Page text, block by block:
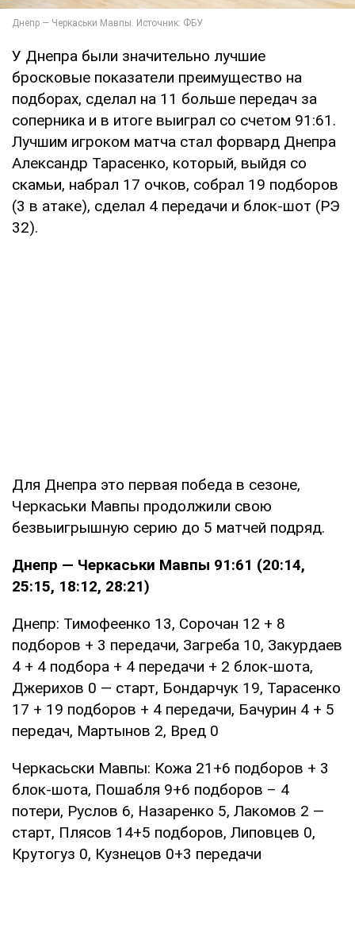
У Днепра были значительно лучшие
бросковые показатели преимущество на
подборах, сделал на 11 больше передач за
соперника и в итоге выиграл со счетом 91:61.
Лучшим игроком матча стал форвард Днепра
Александр Тарасенко, который, выйдя со
скамьи, набрал 17 очков, собрал 19 подборов
(3 в атаке), сделал 4 передачи и блок-шот (РЭ
32).
Для Днепра это первая победа в сезоне,
Черкаськи Мавпы продолжили свою
безвыигрышную серию до 5 матчей подряд.
Днепр — Черкаськи Мавпы 91:61 (20:14,
25:15, 18:12, 28:21)
Днепр: Тимофеенко 13, Сорочан 12 + 8
подборов + 3 передачи, Загреба 10, Закурдаев
4 + 4 подбора + 4 передачи + 2 блок-шота,
Джерихов 0 — старт, Бондарчук 19, Тарасенко
17 + 19 подборов + 4 передачи, Бачурин 4 + 5
передач, Мартынов 2, Вред 0
Черкасьски Мавпы: Кожа 21+6 подборов + 3
блок-шота, Пошабля 9+6 подборов – 4
потери, Руслов 6, Назаренко 5, Лакомов 2 —
старт, Плясов 14+5 подборов, Липовцев 0,
Крутогуз 0, Кузнецов 0+3 передачи